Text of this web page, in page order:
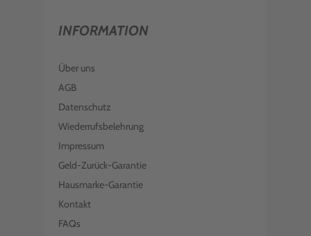
INFORMATION
Über uns
AGB
Datenschutz
Wiederrufsbelehrung
Impressum
Geld-Zurück-Garantie
Hausmarke-Garantie
Kontakt
FAQs